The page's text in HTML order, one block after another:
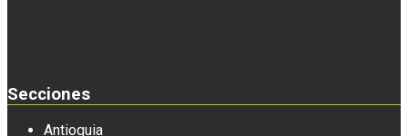
Secciones
Antioquia